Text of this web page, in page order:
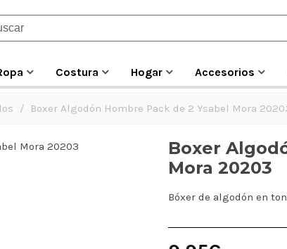
Costura Hogar Accesorios
/ Boxer Algodón Hombre Pack de 2 Ysabel Mora
Boxer
Mora 20203
Bóxer de algodón en